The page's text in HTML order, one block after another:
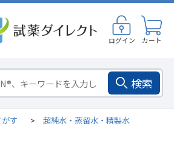
ログイン カート
検索
す > 超純水・蒸留水・精製水